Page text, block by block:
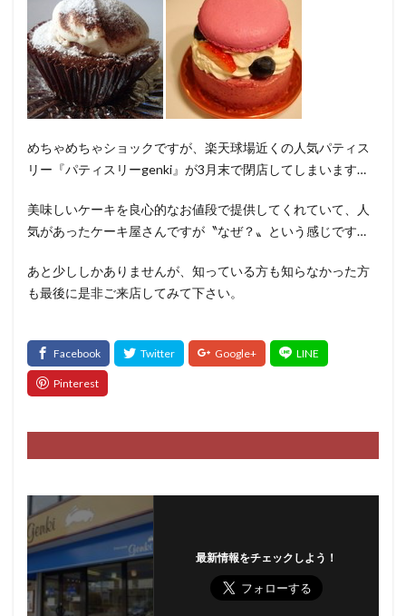
めちゃめちゃショックですが、楽天球場近くの人気パティス
リー『パティスリーgenki』が3月末で閉店してしまいます…
美味しいケーキを良心的なお値段で提供してくれていて、人
気があったケーキ屋さんですが〝なぜ？〟という感じです…
あと少ししかありませんが、知っている方も知らなかった方
も最後に是非ご来店してみて下さい。
最新情報をチェックしよう！